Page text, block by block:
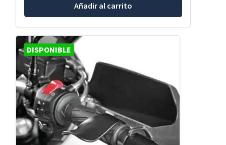
Añadir al carrito
DISPONIBLE